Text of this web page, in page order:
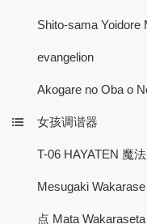
Shito-sama Yoidore
evangelion
Akogare no Oba o
女孩调谐器
T-06 HAYATEN 魔
Mesugaki
点 Mata Wakaraseta